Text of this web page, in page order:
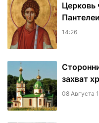
Церковь
14:26
захват
08 Августа